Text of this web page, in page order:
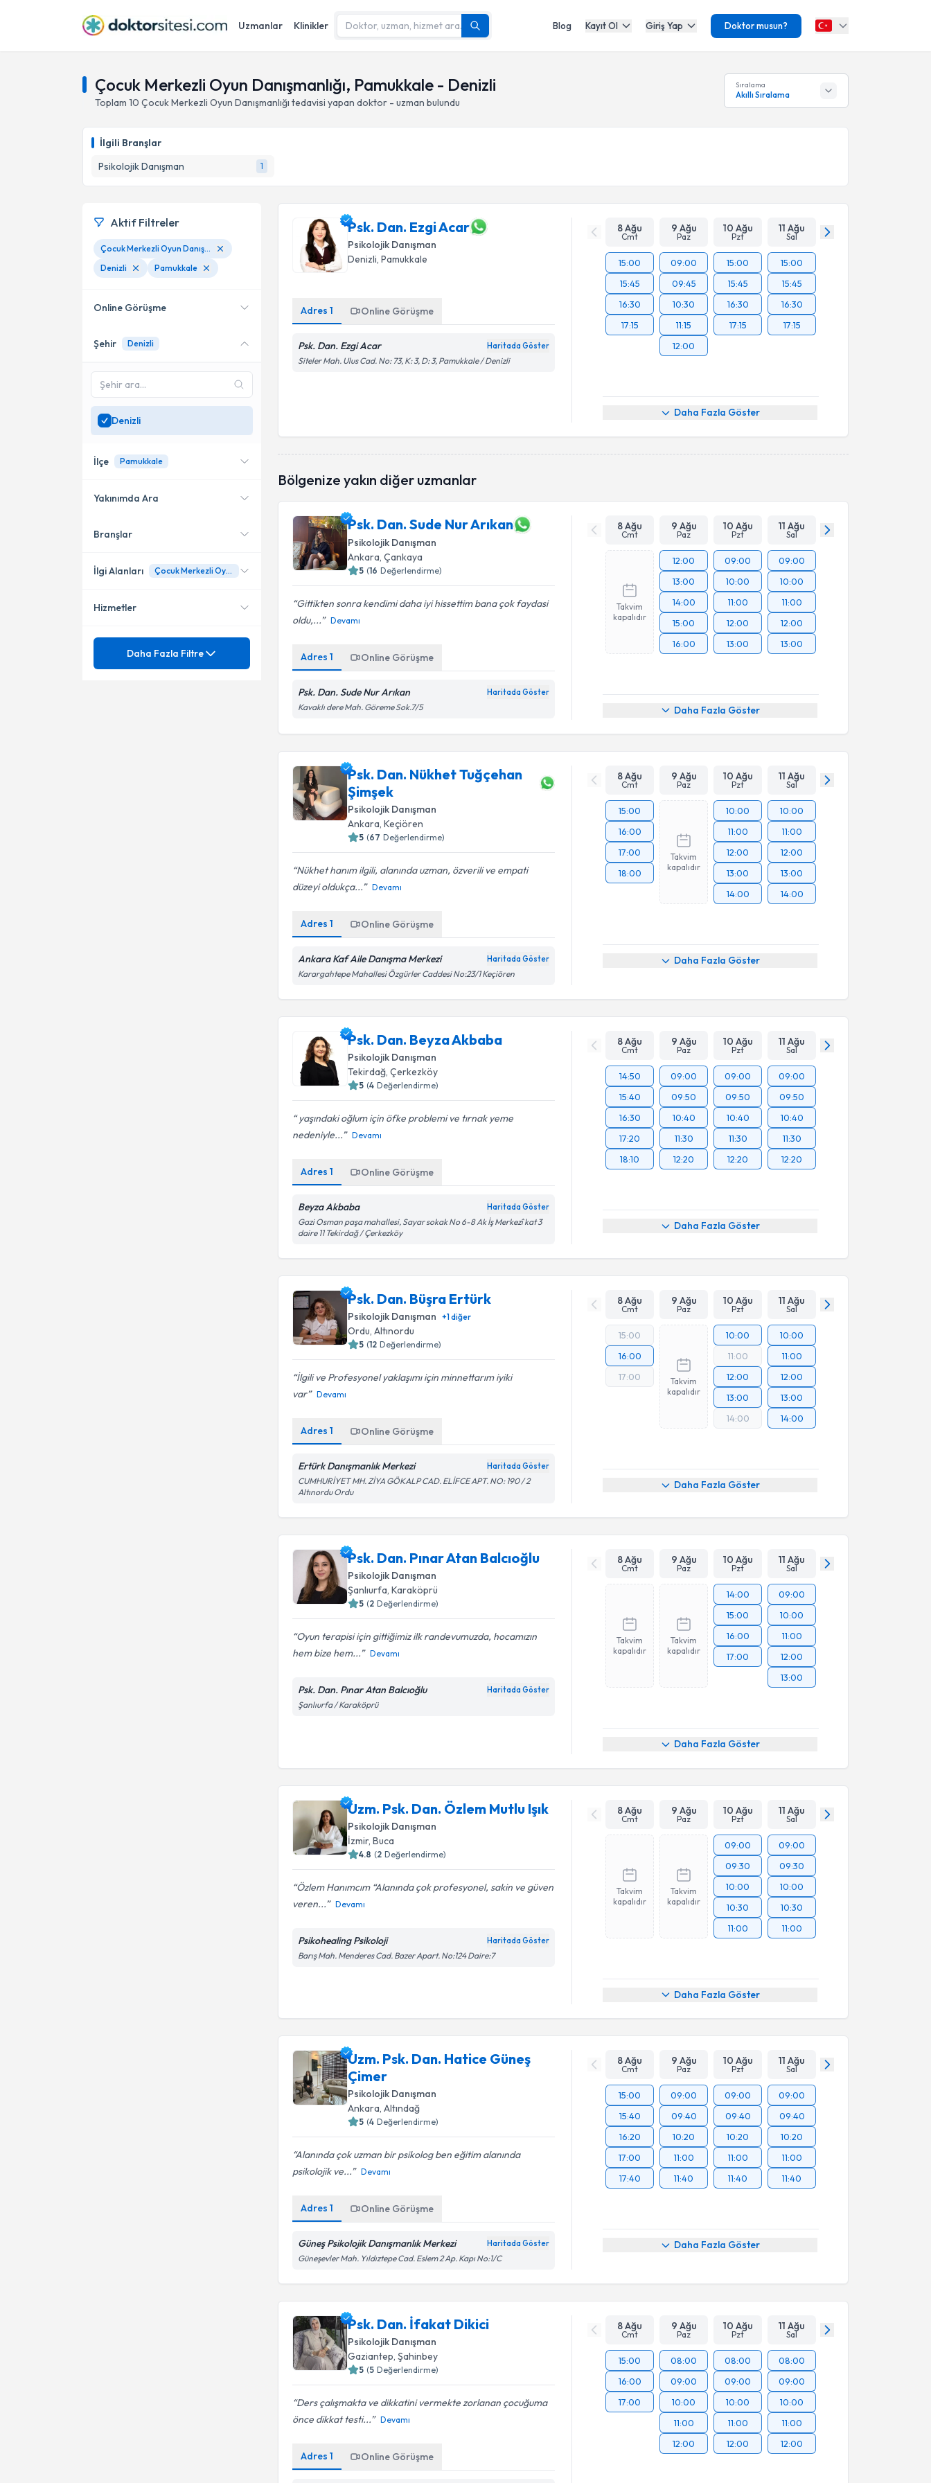
Uzmanlar Klinikler Blog Kayıt Ol Giriş Yap Doktor musun?
Çocuk Merkezli Oyun Danışmanlığı, Pamukkale - Denizli
Toplam 10 Çocuk Merkezli Oyun Danışmanlığı tedavisi yapan doktor - uzman bulundu
Sıralama
Akıllı Sıralama
İlgili Branşlar
Psikolojik Danışman
1
Psk. Dan. Ezgi Acar
Psikolojik Danışman
Denizli, Pamukkale
Adres1 Online Görüşme
Psk. Dan. Ezgi Acar Haritada Göster
Siteler Mah. Ulus Cad. No: 73, K: 3, D: 3, Pamukkale / Denizli
8 Ağu
Cmt
9 Ağu
Paz
10 Ağu
Pzt
11 Ağu
Sal
15:00
15:45
16:30
17:15
09:00
09:45
10:30
11:15
12:00
15:00
15:45
16:30
17:15
15:00
15:45
16:30
17:15
Daha Fazla Göster
Bölgenize yakın diğer uzmanlar
Psk. Dan. Sude Nur Arıkan
Psikolojik Danışman
Ankara , Çankaya
5 (16 Değerlendirme)
Gittikten sonra kendimi daha iyi hissettim bana çok faydasi
oldu,...
Devamı
Adres1 Online Görüşme
Psk. Dan. Sude Nur Arıkan Haritada Göster
Kavaklı dere Mah. Göreme Sok.7/5
8 Ağu
Cmt
9 Ağu
Paz
10 Ağu
Pzt
11 Ağu
Sal
Takvim
kapalıdır
12:00
13:00
14:00
15:00
16:00
09:00
10:00
11:00
12:00
13:00
09:00
10:00
11:00
12:00
13:00
Daha Fazla Göster
Psk. Dan. Nükhet Tuğçehan
Şimşek
Psikolojik Danışman
Ankara, Keçiören
5 (67 Değerlendirme)
Nükhet hanım ilgili, alanında uzman, özverili ve empati
düzeyi oldukça...
Devamı
Adres1 Online Görüşme
Ankara Kaf Aile Danışma Merkezi Haritada Göster
Karargahtepe Mahallesi Özgürler Caddesi No:23/1 Keçiören
8 Ağu
Cmt
9 Ağu
Paz
10 Ağu
Pzt
11 Ağu
Sal
15:00
16:00
17:00
18:00
Takvim
kapalıdır
10:00
11:00
12:00
13:00
14:00
10:00
11:00
12:00
13:00
14:00
Daha Fazla Göster
Psk. Dan. Beyza Akbaba
Psikolojik Danışman
Tekirdağ, Çerkezköy
5 (4 Değerlendirme)
yaşındaki oğlum için öfke problemi ve tırnak yeme
nedeniyle...
Devamı
Adres1 Online Görüşme
Beyza Akbaba Haritada Göster
Gazi Osman paşa mahallesi, Sayar sokak No 6-8 Ak İş Merkezî kat 3
daire 11 Tekirdağ / Çerkezköy
8 Ağu
Cmt
9 Ağu
Paz
10 Ağu
Pzt
11 Ağu
Sal
14:50
15:40
16:30
17:20
18:10
09:00
09:50
10:40
11:30
12:20
09:00
09:50
10:40
11:30
12:20
09:00
09:50
10:40
11:30
12:20
Daha Fazla Göster
Psk. Dan. Büşra Ertürk
Psikolojik Danışman +1diğer
Ordu, Altınordu
5 (12 Değerlendirme)
İlgili ve Profesyonel yaklaşımı için minnettarım iyiki
var
Devamı
Adres1 Online Görüşme
Ertürk Danışmanlık Merkezi Haritada Göster
CUMHURİYET MH. ZİYA GÖKALP CAD. ELİFCE APT. NO: 190 / 2
Altınordu Ordu
8 Ağu
Cmt
9 Ağu
Paz
10 Ağu
Pzt
11 Ağu
Sal
15:00
16:00
17:00
Takvim
kapalıdır
10:00
11:00
12:00
13:00
14:00
10:00
11:00
12:00
13:00
14:00
Daha Fazla Göster
Psk. Dan. Pınar Atan Balcıoğlu
Psikolojik Danışman
Şanlıurfa, Karaköprü
5 (2 Değerlendirme)
Oyun terapisi için gittiğimiz ilk randevumuzda, hocamızın
hem bize hem...
Devamı
Psk. Dan. Pınar Atan Balcıoğlu Haritada Göster
Şanlıurfa / Karaköprü
8 Ağu
Cmt
9 Ağu
Paz
10 Ağu
Pzt
11 Ağu
Sal
Takvim
kapalıdır
Takvim
kapalıdır
14:00
15:00
16:00
17:00
09:00
10:00
11:00
12:00
13:00
Daha Fazla Göster
Uzm. Psk. Dan. Özlem Mutlu Işık
Psikolojik Danışman
İzmir, Buca
4.8 (2 Değerlendirme)
Özlem Hanımcım “Alanında çok profesyonel, sakin ve güven
veren...
Devamı
Psikohealing Psikoloji Haritada Göster
Barış Mah. Menderes Cad. Bazer Apart. No:124 Daire:7
8 Ağu
Cmt
9 Ağu
Paz
10 Ağu
Pzt
11 Ağu
Sal
Takvim
kapalıdır
Takvim
kapalıdır
09:00
09:30
10:00
10:30
11:00
09:00
09:30
10:00
10:30
11:00
Daha Fazla Göster
Uzm. Psk. Dan. Hatice Güneş
Çimer
Psikolojik Danışman
Ankara, Altındağ
5 (4 Değerlendirme)
Alanında çok uzman bir psikolog ben eğitim alanında
psikolojik ve...
Devamı
Adres1 Online Görüşme
Güneş Psikolojik Danışmanlık Merkezi Haritada Göster
Güneşevler Mah. Yıldıztepe Cad. Eslem 2 Ap. Kapı No:1/C
8 Ağu
Cmt
9 Ağu
Paz
10 Ağu
Pzt
11 Ağu
Sal
15:00
15:40
16:20
17:00
17:40
09:00
09:40
10:20
11:00
11:40
09:00
09:40
10:20
11:00
11:40
09:00
09:40
10:20
11:00
11:40
Daha Fazla Göster
Psk. Dan. İfakat Dikici
Psikolojik Danışman
Gaziantep, Şahinbey
5 (5 Değerlendirme)
Ders çalışmakta ve dikkatini vermekte zorlanan çocuğuma
önce dikkat testi...
Devamı
Adres1 Online Görüşme
8 Ağu
Cmt
9 Ağu
Paz
10 Ağu
Pzt
11 Ağu
Sal
15:00
16:00
17:00
08:00
09:00
10:00
11:00
12:00
08:00
09:00
10:00
11:00
12:00
08:00
09:00
10:00
11:00
12:00
Aktif Filtreler
Çocuk Merkezli Oyun Danışmanlığı
Denizli
Pamukkale
Online Görüşme
Online danışmanlık sunan
SadeceDenizli
uzman ara
Şehir Denizli
Denizli
İlçe Pamukkale
Pamukkale
Yakınımda Ara
Konumuma yakın uzmanları
Branşlar
Psikolojik Danışman
İlgi Alanları Çocuk Merkezli Oyun Danışmanlığı
ADHD (Dikkat Eksikliği -
Hizmetler
Mezuniyet
Daha Fazla Filtre